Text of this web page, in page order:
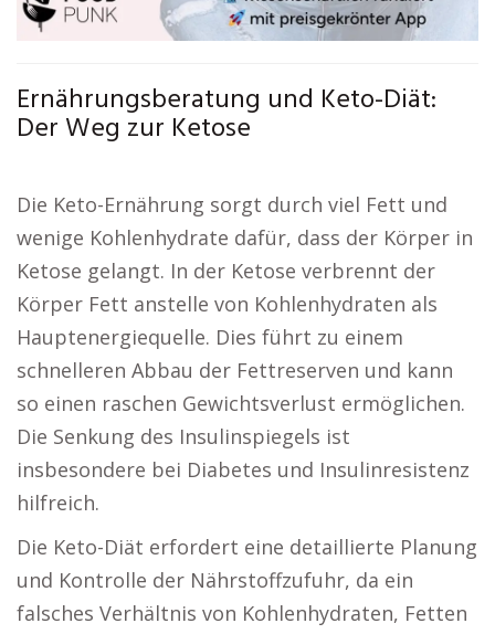
Ernährungsberatung und Keto-Diät:
Der Weg zur Ketose
Die Keto-Ernährung sorgt durch viel Fett und
wenige Kohlenhydrate dafür, dass der Körper in
Ketose gelangt. In der Ketose verbrennt der
Körper Fett anstelle von Kohlenhydraten als
Hauptenergiequelle. Dies führt zu einem
schnelleren Abbau der Fettreserven und kann
so einen raschen Gewichtsverlust ermöglichen.
Die Senkung des Insulinspiegels ist
insbesondere bei Diabetes und Insulinresistenz
hilfreich.
Die Keto-Diät erfordert eine detaillierte Planung
und Kontrolle der Nährstoffzufuhr, da ein
falsches Verhältnis von Kohlenhydraten, Fetten